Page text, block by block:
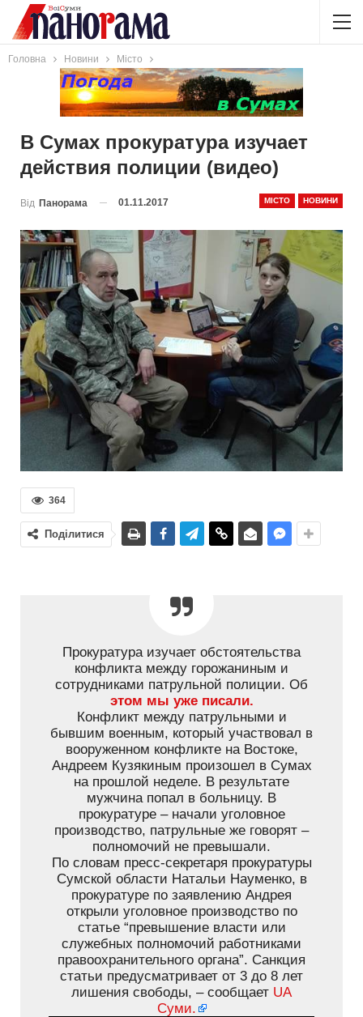
Головна Новини Місто
В Сумах прокуратура изучает
действия полиции (видео)
МІСТО НОВИНИ
Від Панорама 01.11.2017
364
Поділитися
Прокуратура изучает обстоятельства
конфликта между горожаниным и
сотрудниками патрульной полиции. Об
этом мы уже писали.
Конфликт между патрульными и
бывшим военным, который участвовал в
вооруженном конфликте на Востоке,
Андреем Кузякиным произошел в Сумах
на прошлой неделе. В результате
мужчина попал в больницу. В
прокуратуре – начали уголовное
производство, патрульные же говорят –
полномочий не превышали.
По словам пресс-секретаря прокуратуры
Сумской области Натальи Науменко, в
прокуратуре по заявлению Андрея
открыли уголовное производство по
статье “превышение власти или
служебных полномочий работниками
правоохранительного органа”. Санкция
статьи предусматривает от 3 до 8 лет
лишения свободы, – сообщает UA
Суми.